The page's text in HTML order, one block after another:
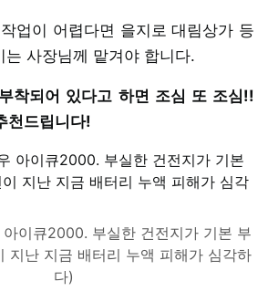
업이 어렵다면 을지로 대림상가 등
는 사장님께 맡겨야 합니다.
착되어 있다고 하면 조심 또 조심!!
천드립니다!
이큐2000. 부실한 건전지가 기본 부
지난 지금 배터리 누액 피해가 심각하
다)